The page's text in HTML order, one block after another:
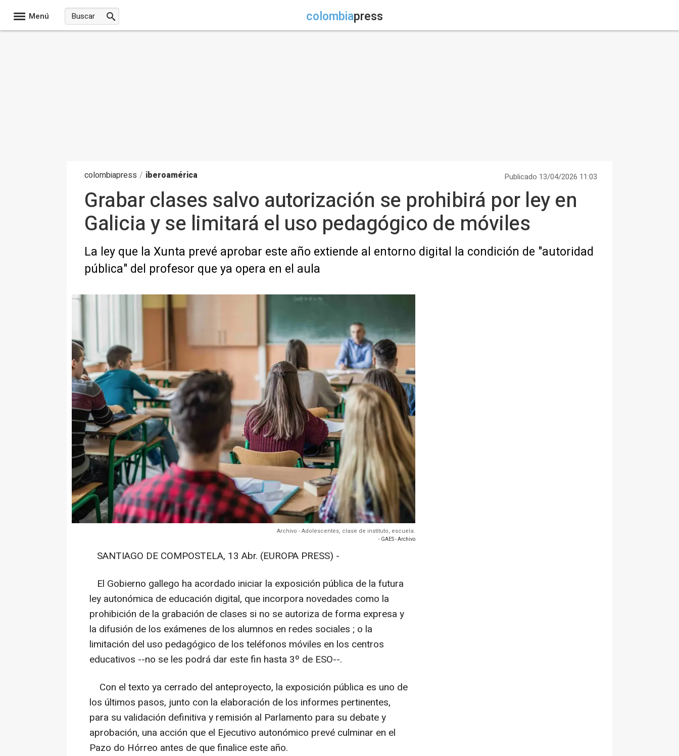
Menú colombiapress
colombiapress / iberoamérica Publicado 13/04/2026 11:03
Grabar clases salvo autorización se prohibirá por ley en
Galicia y se limitará el uso pedagógico de móviles
La ley que la Xunta prevé aprobar este año extiende al entorno digital la condición de "autoridad
pública" del profesor que ya opera en el aula
Archivo - Adolescentes, clase de instituto, escuela.
- GAES - Archivo
SANTIAGO DE COMPOSTELA, 13 Abr. (EUROPA PRESS) -
El Gobierno gallego ha acordado iniciar la exposición pública de la futura
ley autonómica de educación digital, que incorpora novedades como la
prohibición de la grabación de clases si no se autoriza de forma expresa y
la difusión de los exámenes de los alumnos en redes sociales ; o la
limitación del uso pedagógico de los teléfonos móviles en los centros
educativos --no se les podrá dar este fin hasta 3º de ESO--.
Con el texto ya cerrado del anteproyecto, la exposición pública es uno de
los últimos pasos, junto con la elaboración de los informes pertinentes,
para su validación definitiva y remisión al Parlamento para su debate y
aprobación, una acción que el Ejecutivo autonómico prevé culminar en el
Pazo do Hórreo antes de que finalice este año.